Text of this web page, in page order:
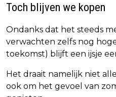
Toch blijven we kopen
Ondanks dat het steeds
verwachten zelfs nog
toekomst) blijft een ijsje
Het draait namelijk niet
ook om het gevoel van